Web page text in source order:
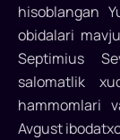
hisoblangan
obidalari
Septimius
salomatlik
hammomlari
Avgust